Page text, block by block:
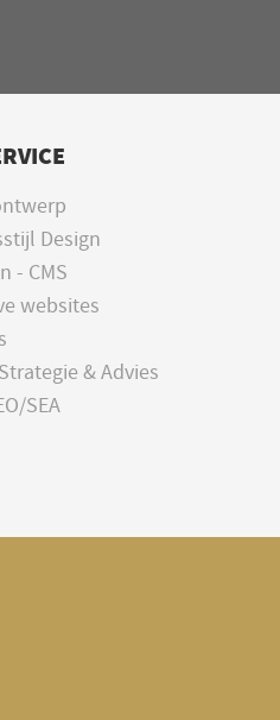
Design
- CMS
websites
& Advies
SEA